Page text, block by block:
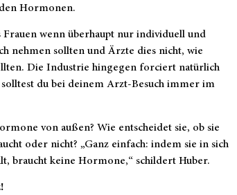
Hormonen.
Frauen wenn überhaupt nur individuell und
nehmen sollten und Ärzte dies nicht, wie
Die Industrie hingegen forciert natürlich
du bei deinem Arzt-Besuch immer im
von außen? Wie entscheidet sie, ob sie
oder nicht? „Ganz einfach: indem sie in sich
braucht keine Hormone,“ schildert Huber.